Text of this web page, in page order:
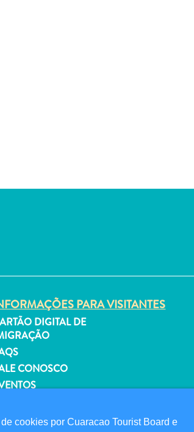
PARA VISITANTES
DIGITAL DE
CONOSCO
cookies por Cuaracao Tourist Board e